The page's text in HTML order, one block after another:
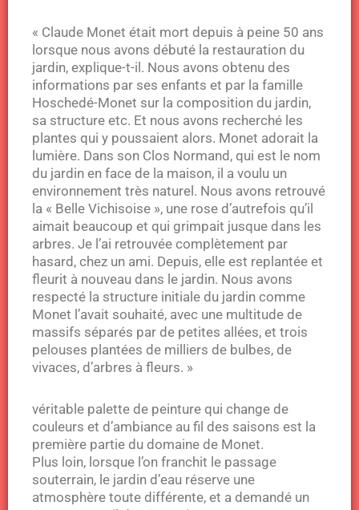
« Claude Monet était mort depuis à peine 50 ans
lorsque nous avons débuté la restauration du
jardin, explique-t-il. Nous avons obtenu des
informations par ses enfants et par la famille
Hoschedé-Monet sur la composition du jardin,
sa structure etc. Et nous avons recherché les
plantes qui y poussaient alors. Monet adorait la
lumière. Dans son Clos Normand, qui est le nom
du jardin en face de la maison, il a voulu un
environnement très naturel. Nous avons retrouvé
la « Belle Vichisoise », une rose d’autrefois qu’il
aimait beaucoup et qui grimpait jusque dans les
arbres. Je l’ai retrouvée complètement par
hasard, chez un ami. Depuis, elle est replantée et
fleurit à nouveau dans le jardin. Nous avons
respecté la structure initiale du jardin comme
Monet l’avait souhaité, avec une multitude de
massifs séparés par de petites allées, et trois
pelouses plantées de milliers de bulbes, de
vivaces, d’arbres à fleurs. »
véritable palette de peinture qui change de
couleurs et d’ambiance au fil des saisons est la
première partie du domaine de Monet.
Plus loin, lorsque l’on franchit le passage
souterrain, le jardin d’eau réserve une
atmosphère toute différente, et a demandé un